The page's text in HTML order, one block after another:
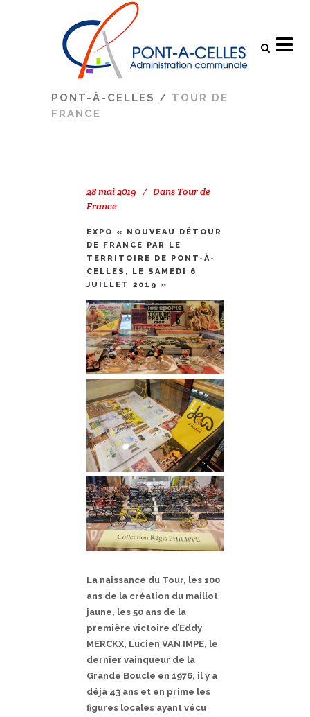
PONT-À-CELLES / TOUR DE
FRANCE
28 mai 2019 Dans Tour de
France
EXPO « NOUVEAU DÉTOUR
DE FRANCE PAR LE
TERRITOIRE DE PONT-À-
CELLES, LE SAMEDI 6
JUILLET 2019 »
La naissance du Tour, les 100
ans de la création du maillot
jaune, les 50 ans de la
première victoire d’Eddy
MERCKX, Lucien VAN IMPE, le
dernier vainqueur de la
Grande Boucle en 1976, il y a
déjà 43 ans et en prime les
figures locales ayant vécu